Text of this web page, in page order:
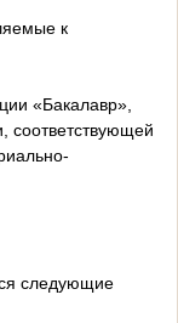
к
«Бакалавр»,
соответствующей
следующие